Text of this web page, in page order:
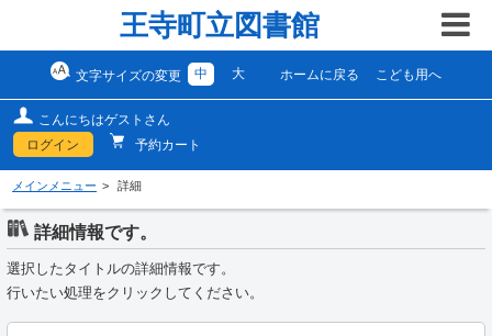
王寺町立図書館
文字サイズの変更 中 大 ホームに戻る こども用へ
こんにちはゲストさん
ログイン
予約カート
メインメニュー 詳細
詳細情報です。
選択したタイトルの詳細情報です。
行いたい処理をクリックしてください。